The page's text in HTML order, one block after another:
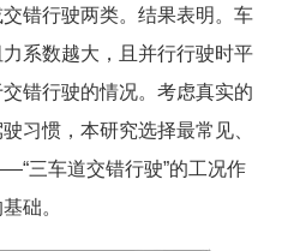
错行驶两类。结果表明。车
系数越大，且并行行驶时平
错行驶的情况。考虑真实的
习惯，本研究选择最常见、
三车道交错行驶”的工况作
础。